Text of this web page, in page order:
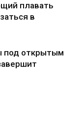
плавать
в
под открытым